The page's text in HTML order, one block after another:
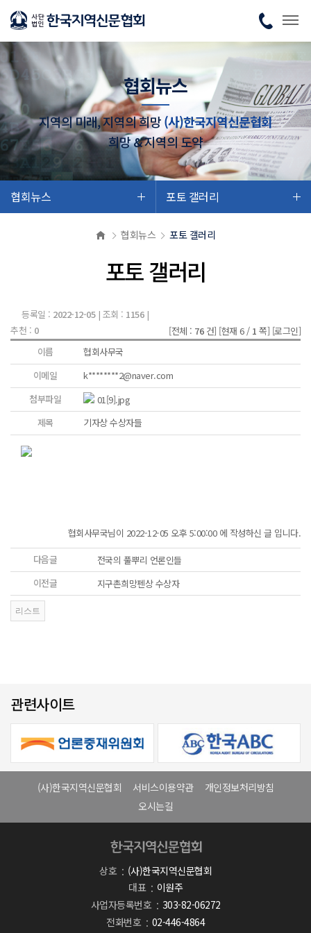
협회뉴스
지역의 미래, 지역의 희망(사)한국지역신문협회
희망 & 지역의 도약
협회뉴스 포토 갤러리
협회뉴스 포토 갤러리
포토 갤러리
등록일 : 2022-12-05| 조회 : 1156|
추천 : 0 [전체 : 76건] [현재 6 / 1 쪽] [로그인]
이름
협회사무국
이메일
k********2@naver.com
첨부파일
01[9].jpg
제목
기자상 수상자들
협회사무국님이 2022-12-05 오후 5:00:00 에 작성하신 글 입니다.
다음글
전국의 풀뿌리 언론인들
이전글
지구촌희망펜상 수상자
관련사이트
(사)한국지역신문협회 서비스이용약관
개인정보처리방침
오시는길
상호
(사)한국지역신문협회
대표
이원주
사업자등록번호
303-82-06272
전화번호
02-446-4864